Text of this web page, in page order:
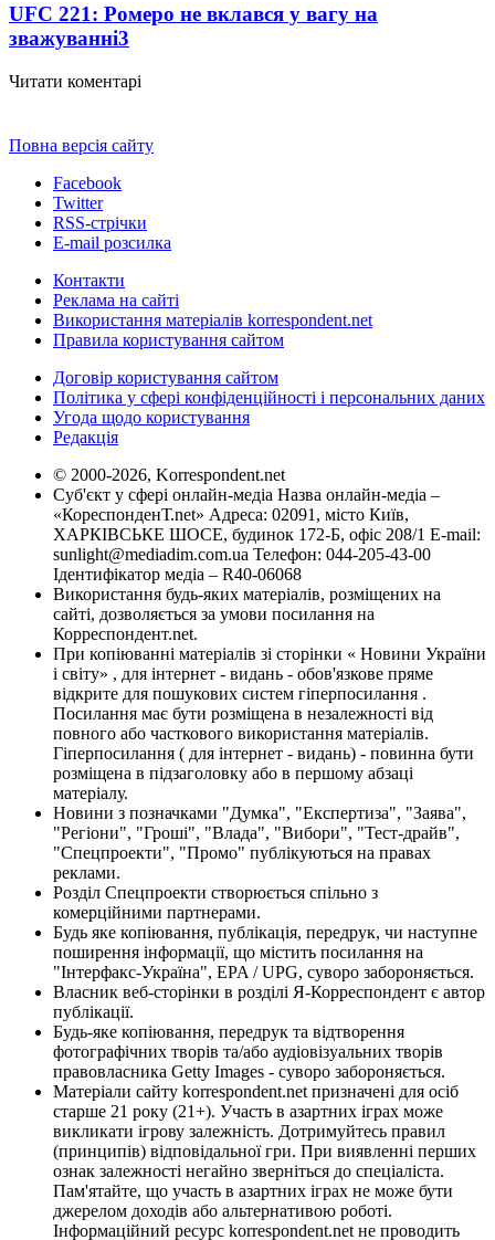
UFC 221: Ромеро не вклався у вагу на
зважуванні3
Читати коментарі
Повна версія сайту
Facebook
Twitter
RSS-стрічки
E-mail розсилка
Контакти
Реклама на сайті
Використання матеріалів korrespondent.net
Правила користування сайтом
Договір користування сайтом
Політика у сфері конфіденційності і персональних даних
Угода щодо користування
Редакція
© 2000-2026, Korrespondent.net
Суб'єкт у сфері онлайн-медіа Назва онлайн-медіа –
«КореспонденТ.net» Адреса: 02091, місто Київ,
ХАРКІВСЬКЕ ШОСЕ, будинок 172-Б, офіс 208/1 E-mail:
sunlight@mediadim.com.ua Телефон: 044-205-43-00
Ідентифікатор медіа – R40-06068
Використання будь-яких матеріалів, розміщених на
сайті, дозволяється за умови посилання на
Корреспондент.net.
При копіюванні матеріалів зі сторінки « Новини України
і світу» , для інтернет - видань - обов'язкове пряме
відкрите для пошукових систем гіперпосилання .
Посилання має бути розміщена в незалежності від
повного або часткового використання матеріалів.
Гіперпосилання ( для інтернет - видань) - повинна бути
розміщена в підзаголовку або в першому абзаці
матеріалу.
Новини з позначками "Думка", "Експертиза", "Заява",
"Регіони", "Гроші", "Влада", "Вибори", "Тест-драйв",
"Спецпроекти", "Промо" публікуються на правах
реклами.
Розділ Спецпроекти створюється спільно з
комерційними партнерами.
Будь яке копіювання, публікація, передрук, чи наступне
поширення інформації, що містить посилання на
"Інтерфакс-Україна", EPA / UPG, суворо забороняється.
Власник веб-сторінки в розділі Я-Корреспондент є автор
публікації.
Будь-яке копіювання, передрук та відтворення
фотографічних творів та/або аудіовізуальних творів
правовласника Getty Images - суворо забороняється.
Матеріали сайту korrespondent.net призначені для осіб
старше 21 року (21+). Участь в азартних іграх може
викликати ігрову залежність. Дотримуйтесь правил
(принципів) відповідальної гри. При виявленні перших
ознак залежності негайно зверніться до спеціаліста.
Пам'ятайте, що участь в азартних іграх не може бути
джерелом доходів або альтернативою роботі.
Інформаційний ресурс korrespondent.net не проводить